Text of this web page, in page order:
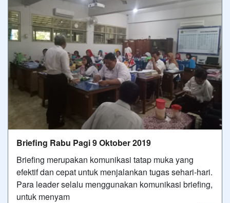
Briefing Rabu Pagi 9 Oktober 2019
Briefing merupakan komunikasi tatap muka yang
efektif dan cepat untuk menjalankan tugas sehari-hari.
Para leader selalu menggunakan komunikasi briefing,
untuk menyam